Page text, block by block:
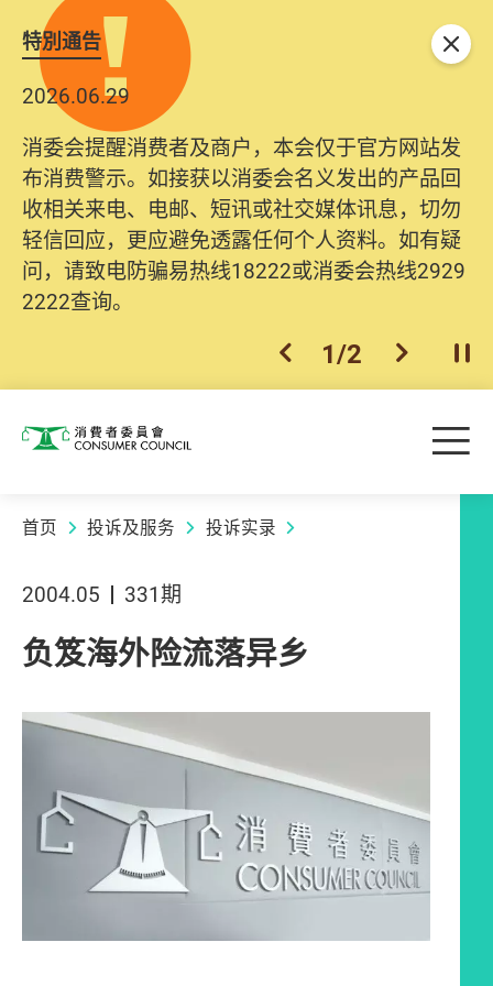
特別通告
2026.06.29
消委会提醒消费者及商户，本会仅于官方网站发
布消费警示。如接获以消委会名义发出的产品回
收相关来电、电邮、短讯或社交媒体讯息，切勿
轻信回应，更应避免透露任何个人资料。如有疑
问，请致电防骗易热线18222或消委会热线2929
2222查询。
上一个
1/2 下一个开
关闭
消费者委员会 目
首页 投诉及服务 投诉实录
2004.05 331期
负笈海外险流落异乡